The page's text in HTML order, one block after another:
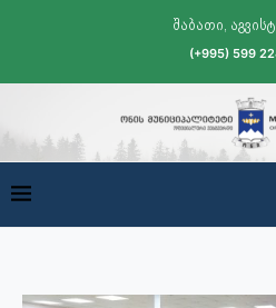
შაბათი,
(+995) 599